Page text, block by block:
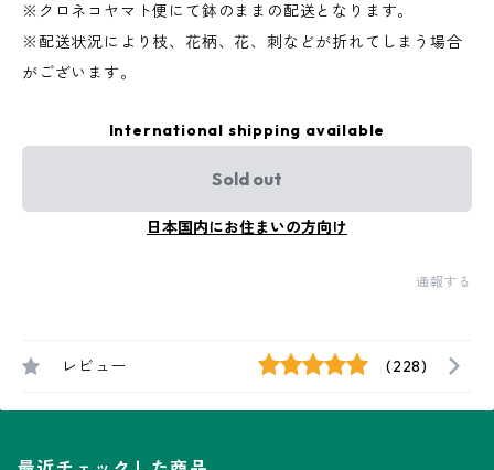
※クロネコヤマト便にて鉢のままの配送となります。
※配送状況により枝、花柄、花、刺などが折れてしまう場合
がございます。
International shipping available
Sold out
日本国内にお住まいの方向け
通報する
レビュー (228)